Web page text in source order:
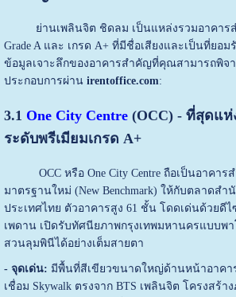
ย่านเพลินจิต ชิดลม เป็นแหล่งรวมอาคารสำ
Grade A และ เกรด A+ ที่มีชื่อเสียงและเป็นที่ยอ
ข้อมูลเจาะลึกของอาคารสำคัญที่คุณสามารถพิจ
ประกอบการผ่าน irentoffice.com:
3.1 One City Centre(OCC) - ที่สุดแห่
ระดับพรีเมียมเกรด A+
OCC หรือ One City Centre ถือเป็นอาคารส
มาตรฐานใหม่ (New Benchmark) ให้กับตลาดสำ
ประเทศไทย ตัวอาคารสูง 61 ชั้น โดดเด่นด้วยดี
เพดาน เปิดรับทัศนียภาพกรุงเทพมหานครแบบพ
สวนลุมพินีได้อย่างเต็มสายตา
- จุดเด่น: มีพื้นที่สีเขียวขนาดใหญ่ด้านหน้าอาคาร
เชื่อม Skywalk ตรงจาก BTS เพลินจิต โครงสร้า